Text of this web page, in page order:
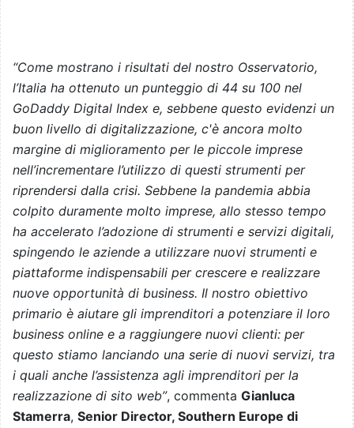
“Come mostrano i risultati del nostro Osservatorio,
l’Italia ha ottenuto un punteggio di 44 su 100 nel
GoDaddy Digital Index e, sebbene questo evidenzi un
buon livello di digitalizzazione, c'è ancora molto
margine di miglioramento per le piccole imprese
nell’incrementare l’utilizzo di questi strumenti per
riprendersi dalla crisi. Sebbene la pandemia abbia
colpito duramente molto imprese, allo stesso tempo
ha accelerato l’adozione di strumenti e servizi digitali,
spingendo le aziende a utilizzare nuovi strumenti e
piattaforme indispensabili per crescere e realizzare
nuove opportunità di business. Il nostro obiettivo
primario è aiutare gli imprenditori a potenziare il loro
business online e a raggiungere nuovi clienti: per
questo stiamo lanciando una serie di nuovi servizi, tra
i quali anche l’assistenza agli imprenditori per la
realizzazione di sito web”, commenta Gianluca
Stamerra, Senior Director, Southern Europe di